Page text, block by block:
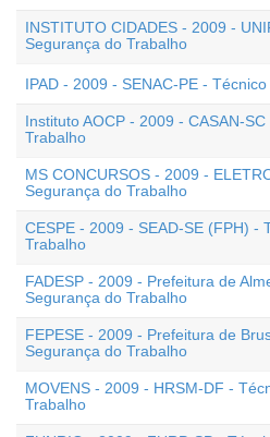
INSTITUTO CIDADES - 2009 -
Segurança do Trabalho
IPAD - 2009 - SENAC-PE -
Instituto AOCP - 2009 - CASAN-
Trabalho
MS CONCURSOS - 2009 -
Segurança do Trabalho
CESPE - 2009 - SEAD-SE (FPH) -
Trabalho
FADESP - 2009 - Prefeitura de
Segurança do Trabalho
FEPESE - 2009 - Prefeitura de
Segurança do Trabalho
MOVENS - 2009 - HRSM-DF -
Trabalho